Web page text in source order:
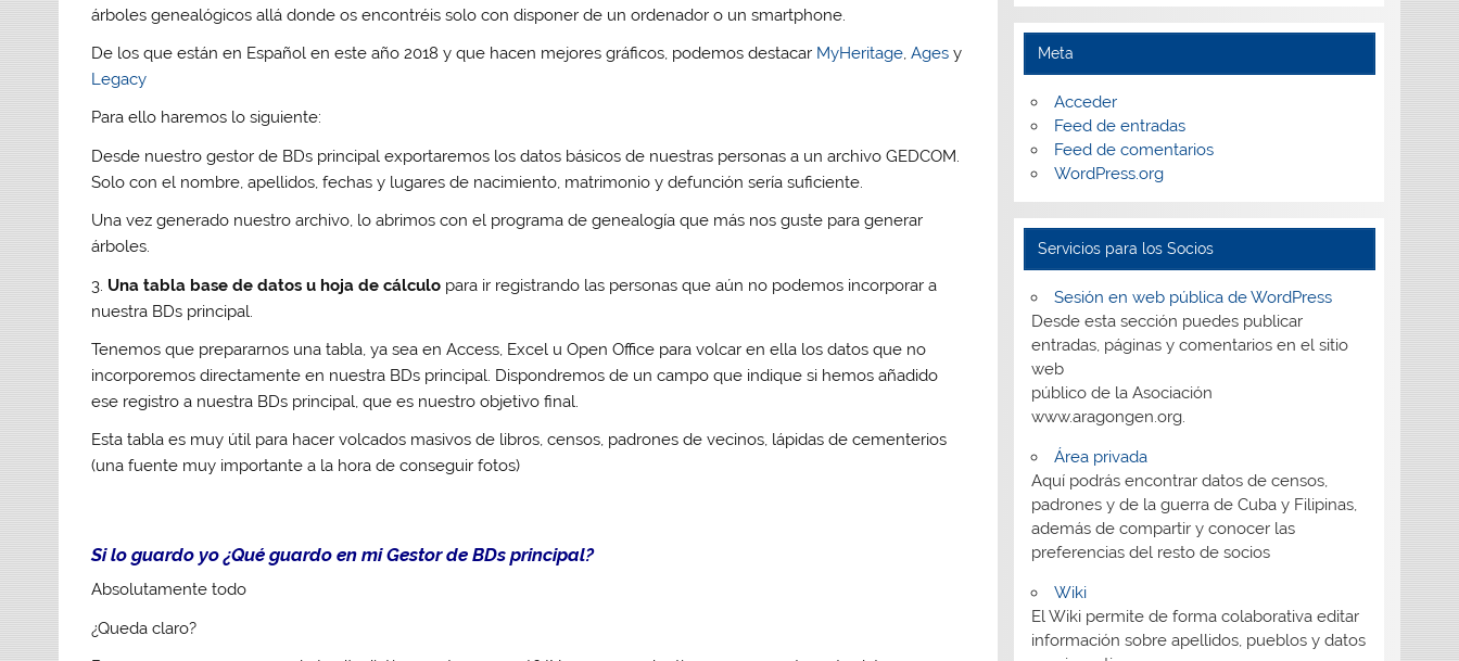
árboles genealógicos allá donde os encontréis solo con disponer de un ordenador o un smartphone.
De los que están en Español en este año 2018 y que hacen mejores gráficos, podemos destacar MyHeritage,Ages y
Legacy
Para ello haremos lo siguiente:
Desde nuestro gestor de BDs principal exportaremos los datos básicos de nuestras personas a un archivo GEDCOM.
Solo con el nombre, apellidos, fechas y lugares de nacimiento, matrimonio y defunción sería suficiente.
Una vez generado nuestro archivo, lo abrimos con el programa de genealogía que más nos guste para generar
árboles.
3. Una tabla base de datos u hoja de cálculo para ir registrando las personas que aún no podemos incorporar a
nuestra BDs principal.
Tenemos que prepararnos una tabla, ya sea en Access, Excel u Open Office para volcar en ella los datos que no
incorporemos directamente en nuestra BDs principal. Dispondremos de un campo que indique si hemos añadido
ese registro a nuestra BDs principal, que es nuestro objetivo final.
Esta tabla es muy útil para hacer volcados masivos de libros, censos, padrones de vecinos, lápidas de cementerios
(una fuente muy importante a la hora de conseguir fotos)
Si lo guardo yo ¿Qué guardo en mi Gestor de BDs principal?
Absolutamente todo
¿Queda claro?
Meta
Acceder
Feed de entradas
Feed de comentarios
WordPress.org
Servicios para los Socios
Sesión en web pública de WordPress
Desde esta sección puedes publicar
entradas, páginas y comentarios en el sitio
web
público de la Asociación
www.aragongen.org.
Área privada
Aquí podrás encontrar datos de censos,
padrones y de la guerra de Cuba y Filipinas,
además de compartir y conocer las
preferencias del resto de socios
Wiki
El Wiki permite de forma colaborativa editar
información sobre apellidos, pueblos y datos